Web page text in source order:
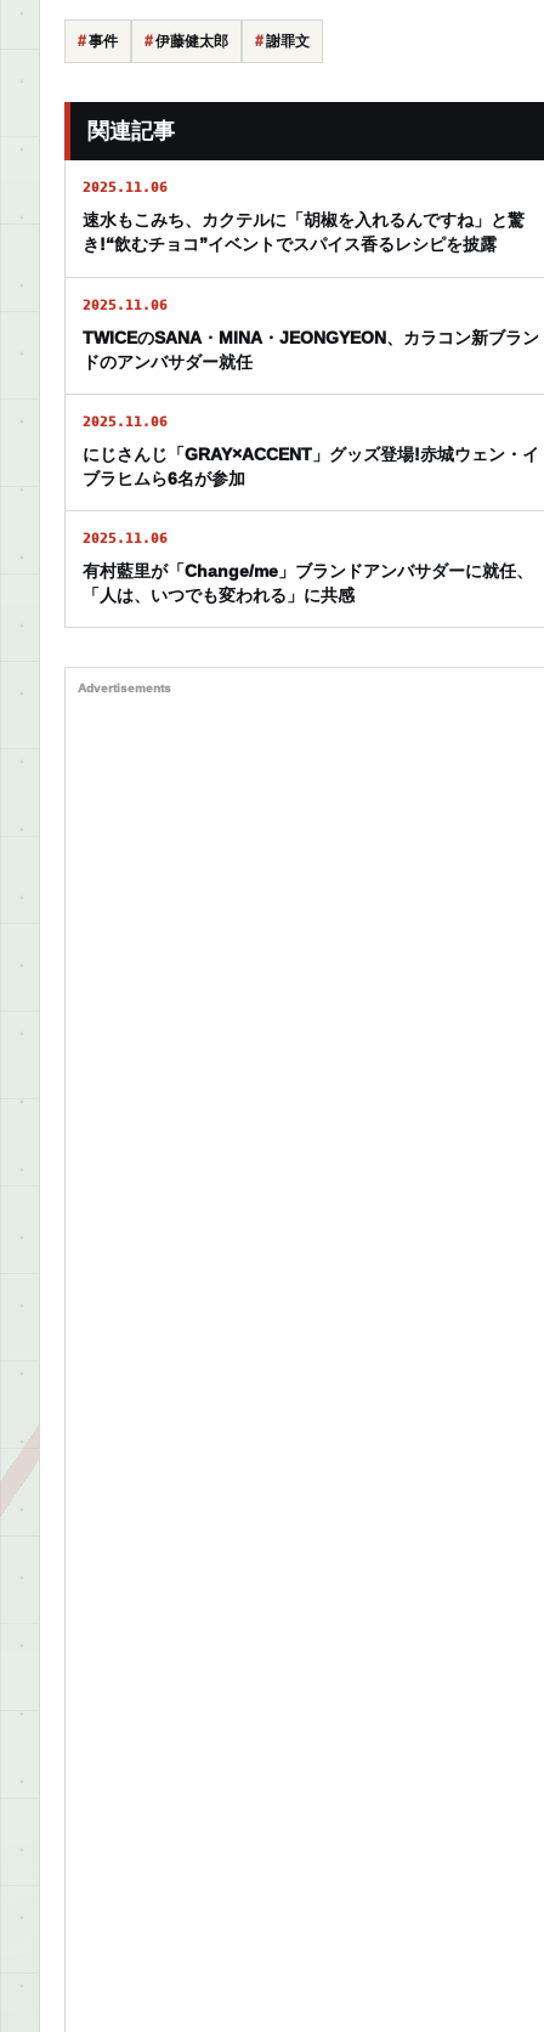
事件 伊藤健太郎 謝罪文
関連記事
2025.11.06
速水もこみち、カクテルに「胡椒を入れるんですね」と驚
き!“飲むチョコ”イベントでスパイス香るレシピを披露
2025.11.06
TWICEのSANA・MINA・JEONGYEON、カラコン新ブラン
ドのアンバサダー就任
2025.11.06
にじさんじ「GRAY×ACCENT」グッズ登場!赤城ウェン・イ
ブラヒムら6名が参加
2025.11.06
有村藍里が「Change/me」ブランドアンバサダーに就任、
「人は、いつでも変われる」に共感
Advertisements